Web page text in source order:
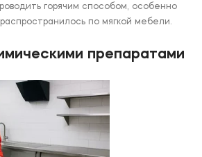
горячим способом, особенно
по мягкой мебели.
препаратами